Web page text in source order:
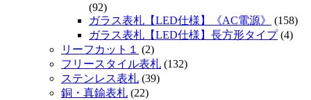
(92)
ガラス表札【LED仕様】《AC電源》
(158)
ガラス表札【LED仕様】長方形タイプ(4)
リーフカット１
(2)
フリースタイル表札 (132)
ステンレス表札 (39)
銅・真鍮表札 (22)